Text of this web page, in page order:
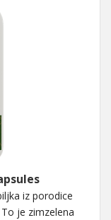
iz porodice
je zimzelena